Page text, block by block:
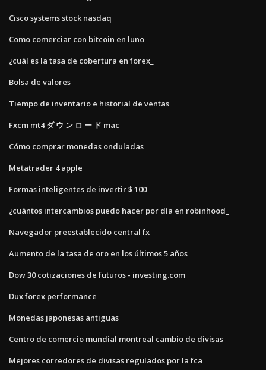
Cisco systems stock nasdaq
Como comerciar con bitcoin en luno
¿cuál es la tasa de cobertura en forex_
Bolsa de valores
Tiempo de inventario e historial de ventas
Fxcm mt4 ダ ウ ン ロ ー ド mac
Cómo comprar monedas onduladas
Metatrader 4 apple
Formas inteligentes de invertir $ 100
¿cuántos intercambios puedo hacer por día en robinhood_
Navegador preestablecido central fx
Aumento de la tasa de oro en los últimos 5 años
Dow 30 cotizaciones de futuros - investing.com
Dux forex performance
Monedas japonesas antiguas
Centro de comercio mundial montreal cambio de divisas
Mejores corredores de divisas regulados por la fca